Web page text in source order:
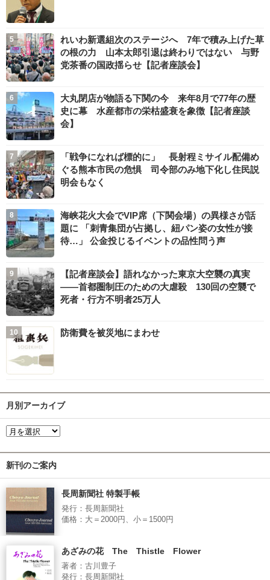
れいわ新選組次のステージへ 7年で積み上げた草
の根の力 山本太郎引退は終わりではない 与野
党茶番の国政揺らせ【記者座談会】
大丸閉店が物語る下関の今 来年8月で77年の歴
史に幕 水産都市の栄枯盛衰を象徴【記者座談
会】
「戦争になれば標的に」 長射程ミサイル配備め
ぐる熊本市民の危惧 司令部のみ地下化し住民説
明会もなく
海峡花火大会でVIP席（下関会場）の異様さが話
題に 「刺青集団が占拠し、紐パン姿の女性が接
待…」 公金投じるイベントの品性問う声
【記者座談会】語れなかった東京大空襲の真実
――首都圏制圧のための大虐殺 130回の空襲で
死者・行方不明者25万人
防衛費を被災地にまわせ
月別アーカイブ
新刊のご案内
長周新聞社 特製手帳
発行：長周新聞社
価格：大＝2000円、小＝1500円
あざみの花 The Thistle Flower
著者：古川豊子
発行：長周新聞社